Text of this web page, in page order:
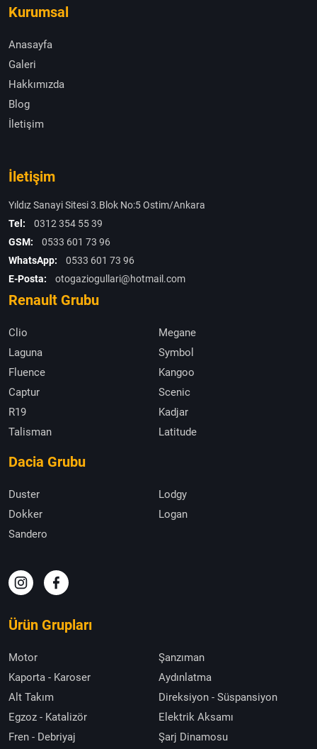
Kurumsal
Anasayfa
Galeri
Hakkımızda
Blog
İletişim
İletişim
Yıldız Sanayi Sitesi 3.Blok No:5 Ostim/Ankara
Tel:
0312 354 55 39
GSM:
0533 601 73 96
WhatsApp:
0533 601 73 96
E-Posta:
otogaziogullari@hotmail.com
Renault Grubu
Clio
Megane
Laguna
Symbol
Fluence
Kangoo
Captur
Scenic
R19
Kadjar
Talisman
Latitude
Dacia Grubu
Duster
Lodgy
Dokker
Logan
Sandero
Ürün Grupları
Motor
Şanzıman
Kaporta - Karoser
Aydınlatma
Alt Takım
Direksiyon - Süspansiyon
Egzoz - Katalizör
Elektrik Aksamı
Fren - Debriyaj
Şarj Dinamosu